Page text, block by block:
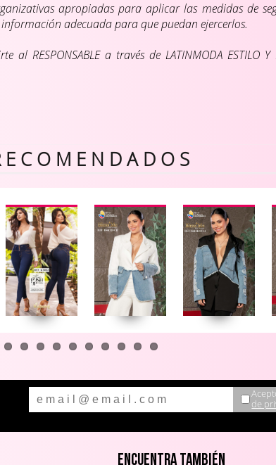
apropiadas para aplicar las medidas de
adecuada para que puedan ejercerlos.
a través de LATINMODA ESTILO Y
E C O M E N D A D O S
de
Encuentra también